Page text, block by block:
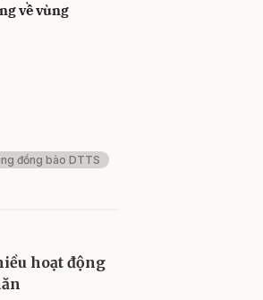
về vùng
đồng bào DTTS
hoạt động